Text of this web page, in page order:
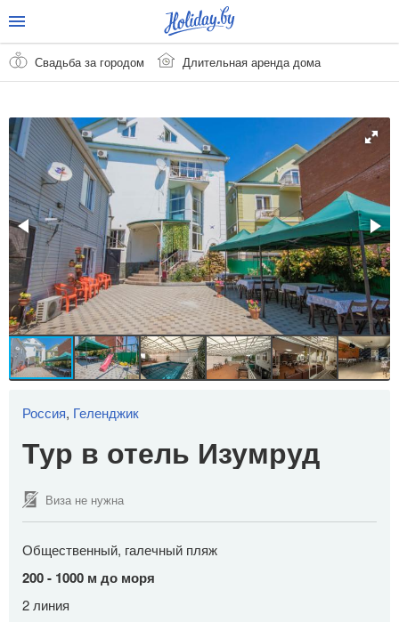
Свадьба за городом Длительная аренда дома
Россия, Геленджик
Тур в отель Изумруд
Виза не нужна
Общественный, галечный пляж
200 - 1000 м до моря
2 линия